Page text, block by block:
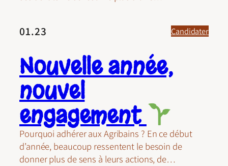
01.23 Candidater
Nouvelle année,
nouvel
engagement
Pourquoi adhérer aux Agribains ? En ce début
d’année, beaucoup ressentent le besoin de
donner plus de sens à leurs actions, de…